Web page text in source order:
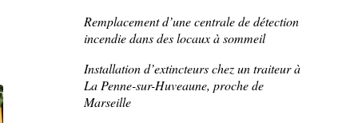
Remplacement d’une centrale de détection
incendie dans des locaux à sommeil
Installation d’extincteurs chez un traiteur à
La Penne-sur-Huveaune, proche de
Marseille